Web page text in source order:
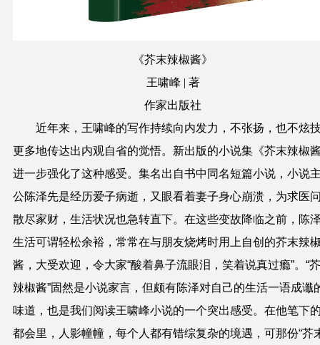
《芥末辣椒酱》
王啸峰 | 著
作家出版社
近年来，王啸峰的写作持续向内发力，不张扬，也不炫
更多地传达出内观自省的觉悟。新出版的小说集《芥末辣椒
进一步强化了这种感受。集名出自书中同名短篇小说，小说
公陈泽先是经历爱子病逝，又眼看着妻子身心崩溃，为求医
散尽家财，生活状况也急转直下。在这些变故降临之前，陈
生活可谓轻松余裕，常常在与朋友烧烤时用上自创的芥末辣
酱，大受欢迎，令大家“酸着鼻子流眼泪，笑着说真过瘾”。“
辣椒酱”固然是小说家言，但颇有陈泽对自己的生活一语成谶
味道，也是我们阅读王啸峰小说的一个突出感受。在他笔下
都会里，人影幢幢，每个人都有错综复杂的境遇，可那份“芥